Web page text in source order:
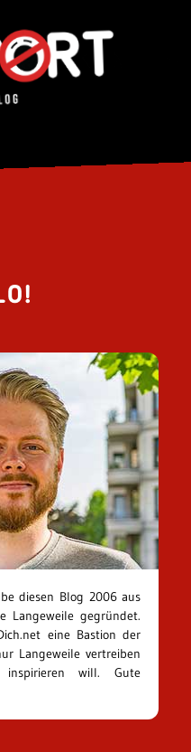
diesen Blog 2006 aus
Langeweile gegründet.
eine Bastion der
Langeweile vertreiben
will. Gute